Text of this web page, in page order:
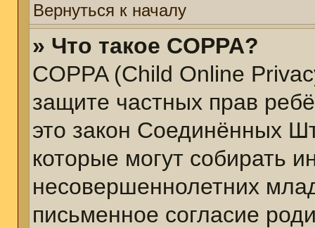
Вернуться к началу
» Что такое COPPA?
COPPA (Child Online
защите частных прав
это закон Соединённых
которые могут собирать
несовершеннолетних
письменное согласие